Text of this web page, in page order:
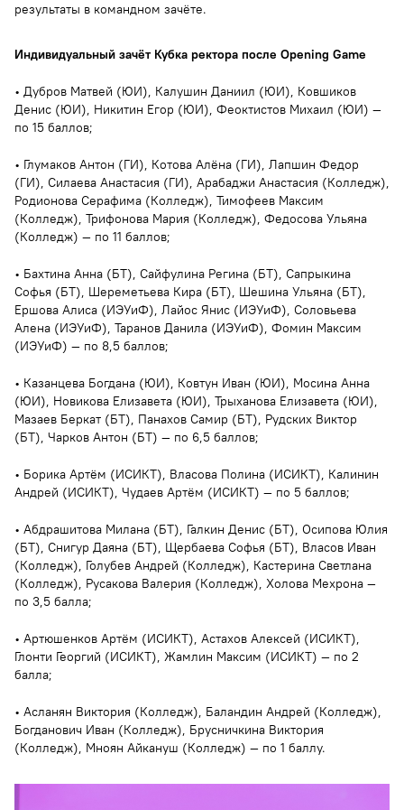
результаты в командном зачёте.
Индивидуальный зачёт Кубка ректора после Opening Game
• Дубров Матвей (ЮИ), Калушин Даниил (ЮИ), Ковшиков
Денис (ЮИ), Никитин Егор (ЮИ), Феоктистов Михаил (ЮИ) —
по 15 баллов;
• Глумаков Антон (ГИ), Котова Алёна (ГИ), Лапшин Федор
(ГИ), Силаева Анастасия (ГИ), Арабаджи Анастасия (Колледж),
Родионова Серафима (Колледж), Тимофеев Максим
(Колледж), Трифонова Мария (Колледж), Федосова Ульяна
(Колледж) — по 11 баллов;
• Бахтина Анна (БТ), Сайфулина Регина (БТ), Сапрыкина
Софья (БТ), Шереметьева Кира (БТ), Шешина Ульяна (БТ),
Ершова Алиса (ИЭУиФ), Лайос Янис (ИЭУиФ), Соловьева
Алена (ИЭУиФ), Таранов Данила (ИЭУиФ), Фомин Максим
(ИЭУиФ) — по 8,5 баллов;
• Казанцева Богдана (ЮИ), Ковтун Иван (ЮИ), Мосина Анна
(ЮИ), Новикова Елизавета (ЮИ), Трыханова Елизавета (ЮИ),
Мазаев Беркат (БТ), Панахов Самир (БТ), Рудских Виктор
(БТ), Чарков Антон (БТ) — по 6,5 баллов;
• Борика Артëм (ИСИКТ), Власова Полина (ИСИКТ), Калинин
Андрей (ИСИКТ), Чудаев Артём (ИСИКТ) — по 5 баллов;
• Абдрашитова Милана (БТ), Галкин Денис (БТ), Осипова Юлия
(БТ), Снигур Даяна (БТ), Щербаева Софья (БТ), Власов Иван
(Колледж), Голубев Андрей (Колледж), Кастерина Светлана
(Колледж), Русакова Валерия (Колледж), Холова Мехрона —
по 3,5 балла;
• Артюшенков Артём (ИСИКТ), Астахов Алексей (ИСИКТ),
Глонти Георгий (ИСИКТ), Жамлин Максим (ИСИКТ) — по 2
балла;
• Асланян Виктория (Колледж), Баландин Андрей (Колледж),
Богданович Иван (Колледж), Брусничкина Виктория
(Колледж), Мноян Айкануш (Колледж) — по 1 баллу.